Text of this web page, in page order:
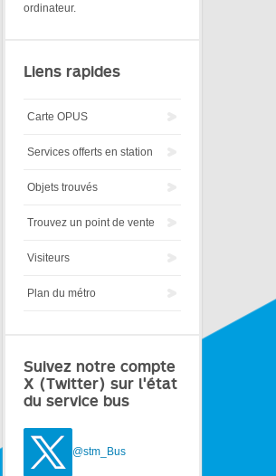
ordinateur.
Liens rapides
Carte OPUS
Services offerts en station
Objets trouvés
Trouvez un point de vente
Visiteurs
Plan du métro
Suivez notre compte
X (Twitter) sur l'état
du service bus
@stm_Bus